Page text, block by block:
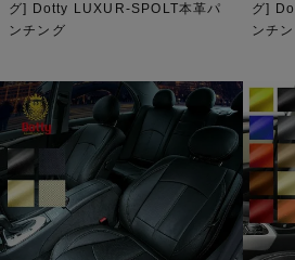
グ] Dotty LUXUR-SPOLT本革パ
ンチング
グ]
ンチ